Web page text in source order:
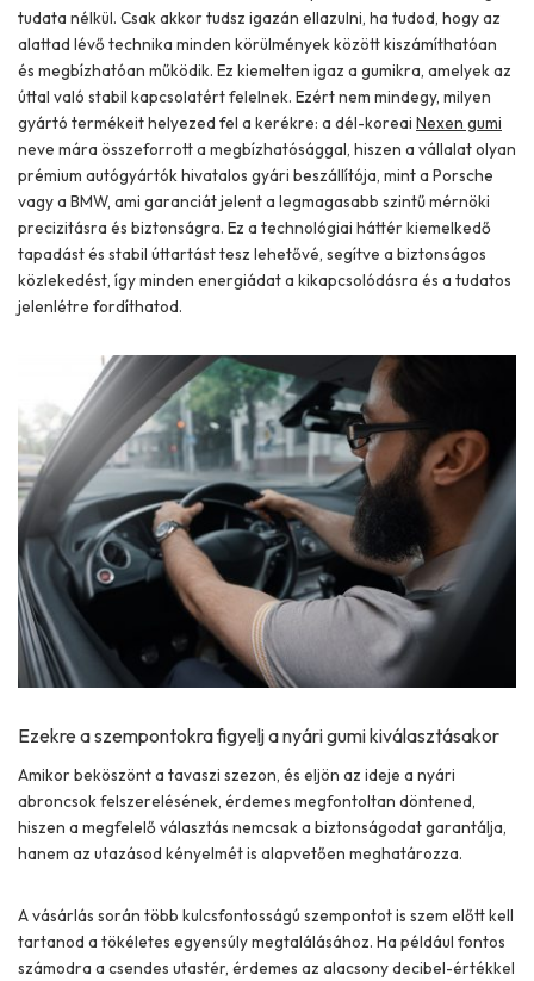
tudata nélkül. Csak akkor tudsz igazán ellazulni, ha tudod, hogy az
alattad lévő technika minden körülmények között kiszámíthatóan
és megbízhatóan működik. Ez kiemelten igaz a gumikra, amelyek az
úttal való stabil kapcsolatért felelnek. Ezért nem mindegy, milyen
gyártó termékeit helyezed fel a kerékre: a dél-koreai Nexen gumi
neve mára összeforrott a megbízhatósággal, hiszen a vállalat olyan
prémium autógyártók hivatalos gyári beszállítója, mint a Porsche
vagy a BMW, ami garanciát jelent a legmagasabb szintű mérnöki
precizitásra és biztonságra. Ez a technológiai háttér kiemelkedő
tapadást és stabil úttartást tesz lehetővé, segítve a biztonságos
közlekedést, így minden energiádat a kikapcsolódásra és a tudatos
jelenlétre fordíthatod.
Ezekre a szempontokra figyelj a nyári gumi kiválasztásakor
Amikor beköszönt a tavaszi szezon, és eljön az ideje a nyári
abroncsok felszerelésének, érdemes megfontoltan döntened,
hiszen a megfelelő választás nemcsak a biztonságodat garantálja,
hanem az utazásod kényelmét is alapvetően meghatározza.
A vásárlás során több kulcsfontosságú szempontot is szem előtt kell
tartanod a tökéletes egyensúly megtalálásához. Ha például fontos
számodra a csendes utastér, érdemes az alacsony decibel-értékkel